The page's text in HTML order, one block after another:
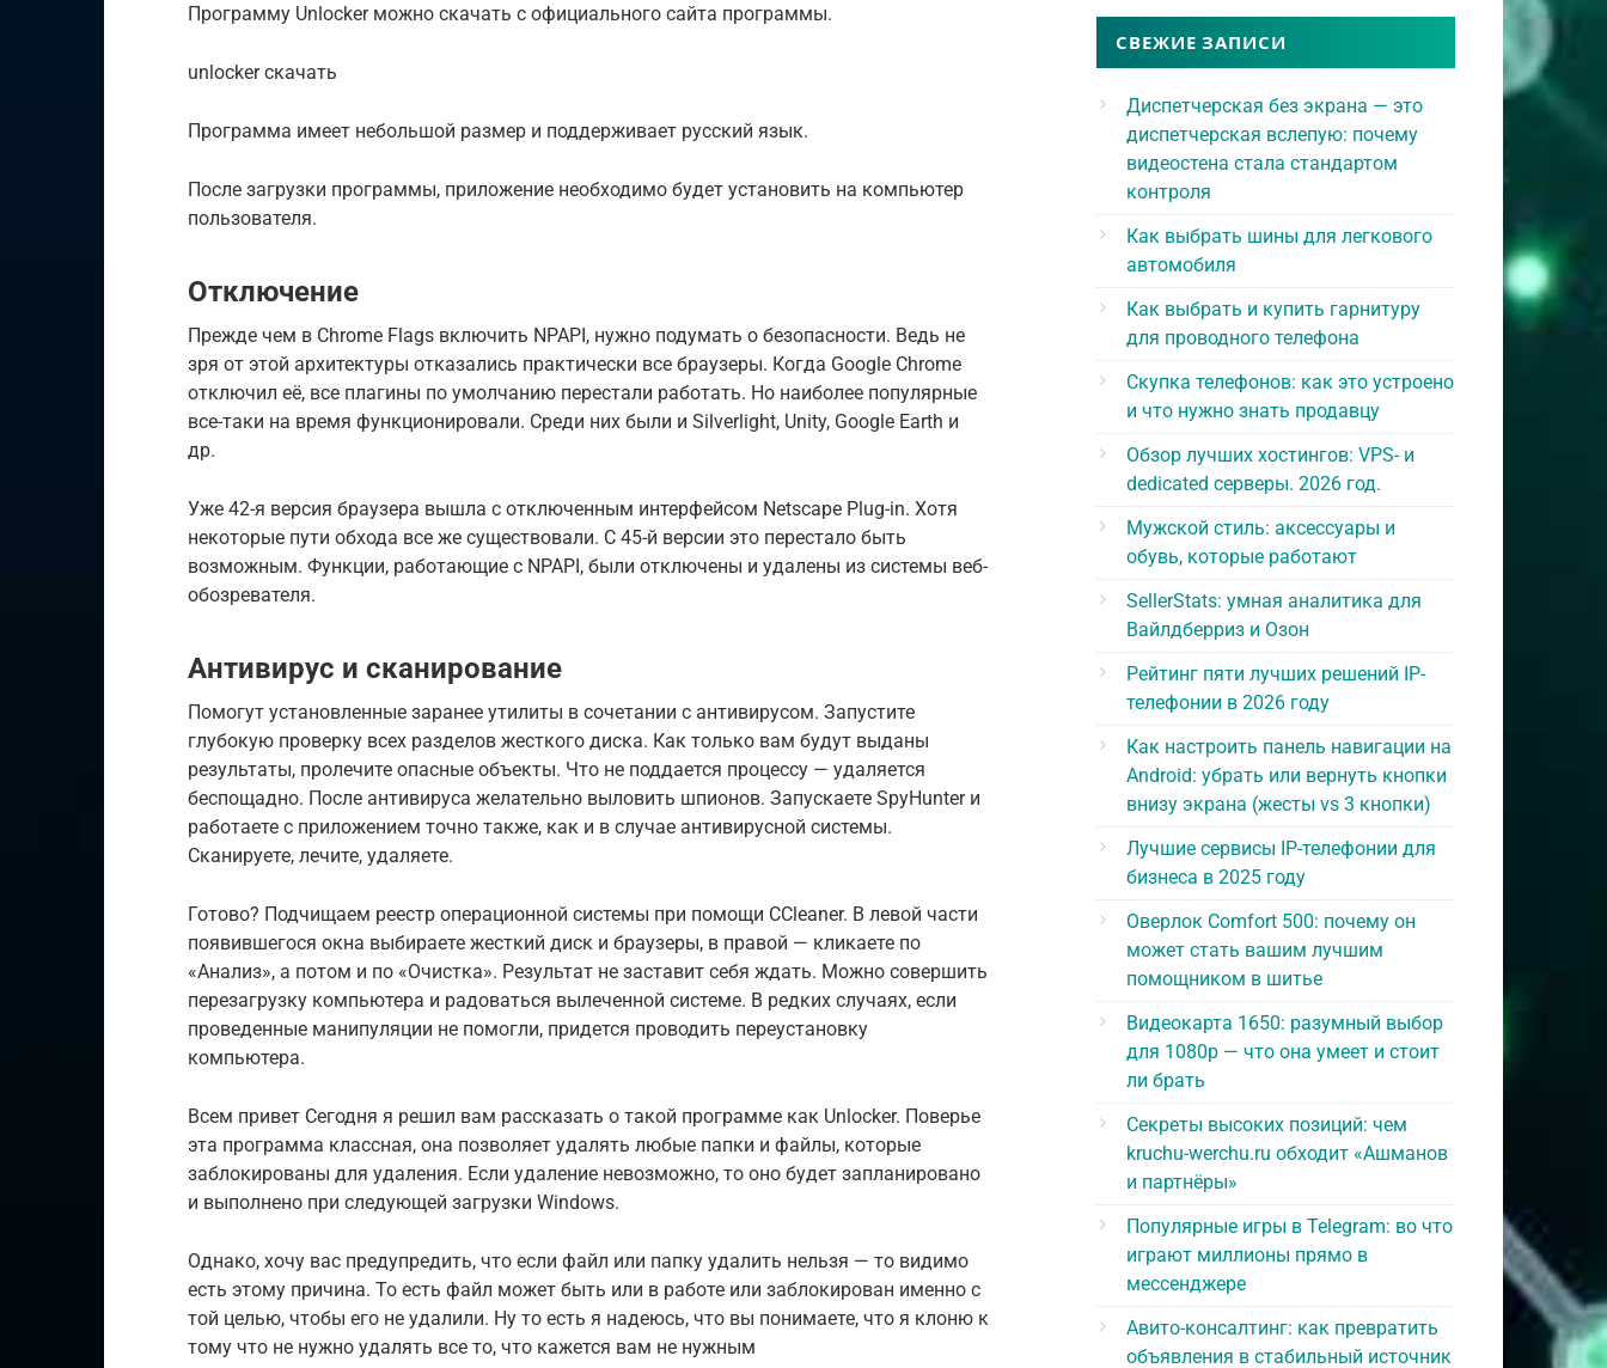
Программу Unlocker можно скачать с официального сайта программы.
unlocker скачать
Программа имеет небольшой размер и поддерживает русский язык.
После загрузки программы, приложение необходимо будет установить на компьютер
пользователя.
Отключение
Прежде чем в Chrome Flags включить NPAPI, нужно подумать о безопасности. Ведь не
зря от этой архитектуры отказались практически все браузеры. Когда Google Chrome
отключил её, все плагины по умолчанию перестали работать. Но наиболее популярные
все-таки на время функционировали. Среди них были и Silverlight, Unity, Google Earth и
др.
Уже 42-я версия браузера вышла с отключенным интерфейсом Netscape Plug-in. Хотя
некоторые пути обхода все же существовали. С 45-й версии это перестало быть
возможным. Функции, работающие с NPAPI, были отключены и удалены из системы веб-
обозревателя.
Антивирус и сканирование
Помогут установленные заранее утилиты в сочетании с антивирусом. Запустите
глубокую проверку всех разделов жесткого диска. Как только вам будут выданы
результаты, пролечите опасные объекты. Что не поддается процессу — удаляется
беспощадно. После антивируса желательно выловить шпионов. Запускаете SpyHunter и
работаете с приложением точно также, как и в случае антивирусной системы.
Сканируете, лечите, удаляете.
Готово? Подчищаем реестр операционной системы при помощи CCleaner. В левой части
появившегося окна выбираете жесткий диск и браузеры, в правой — кликаете по
«Анализ», а потом и по «Очистка». Результат не заставит себя ждать. Можно совершить
перезагрузку компьютера и радоваться вылеченной системе. В редких случаях, если
проведенные манипуляции не помогли, придется проводить переустановку
компьютера.
Всем привет Сегодня я решил вам рассказать о такой программе как Unlocker. Поверье
эта программа классная, она позволяет удалять любые папки и файлы, которые
заблокированы для удаления. Если удаление невозможно, то оно будет запланировано
и выполнено при следующей загрузки Windows.
Однако, хочу вас предупредить, что если файл или папку удалить нельзя — то видимо
есть этому причина. То есть файл может быть или в работе или заблокирован именно с
той целью, чтобы его не удалили. Ну то есть я надеюсь, что вы понимаете, что я клоню к
тому что не нужно удалять все то, что кажется вам не нужным
СВЕЖИЕ ЗАПИСИ
Диспетчерская без экрана — это
диспетчерская вслепую: почему
видеостена стала стандартом
контроля
Как выбрать шины для легкового
автомобиля
Как выбрать и купить гарнитуру
для проводного телефона
Скупка телефонов: как это устроено
и что нужно знать продавцу
Обзор лучших хостингов: VPS- и
dedicated серверы. 2026 год.
Мужской стиль: аксессуары и
обувь, которые работают
SellerStats: умная аналитика для
Вайлдберриз и Озон
Рейтинг пяти лучших решений IP-
телефонии в 2026 году
Как настроить панель навигации на
Android: убрать или вернуть кнопки
внизу экрана (жесты vs 3 кнопки)
Лучшие сервисы IP-телефонии для
бизнеса в 2025 году
Оверлок Comfort 500: почему он
может стать вашим лучшим
помощником в шитье
Видеокарта 1650: разумный выбор
для 1080p — что она умеет и стоит
ли брать
Секреты высоких позиций: чем
kruchu-werchu.ru обходит «Ашманов
и партнёры»
Популярные игры в Telegram: во что
играют миллионы прямо в
мессенджере
Авито-консалтинг: как превратить
объявления в стабильный источник